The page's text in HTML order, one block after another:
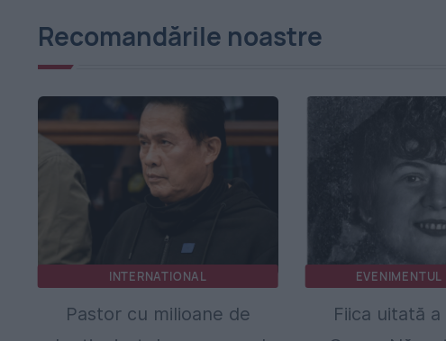
Recomandările noastre
INTERNATIONAL
Pastor cu milioane de
EVENIMENTUL
Fiica uitată